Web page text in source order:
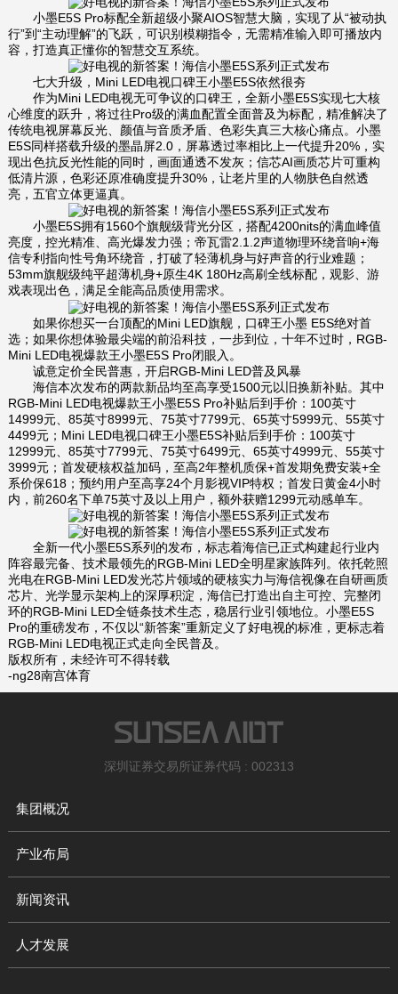
小墨E5S Pro标配全新超级小聚AIOS智慧大脑，实现了从“被动执
行”到“主动理解”的飞跃，可识别模糊指令，无需精准输入即可播放内
容，打造真正懂你的智慧交互系统。
七大升级，Mini LED电视口碑王小墨E5S依然很夯
作为Mini LED电视无可争议的口碑王，全新小墨E5S实现七大核
心维度的跃升，将过往Pro级的满血配置全面普及为标配，精准解决了
传统电视屏幕反光、颜值与音质矛盾、色彩失真三大核心痛点。小墨
E5S同样搭载升级的墨晶屏2.0，屏幕透过率相比上一代提升20%，实
现出色抗反光性能的同时，画面通透不发灰；信芯AI画质芯片可重构
低清片源，色彩还原准确度提升30%，让老片里的人物肤色自然透
亮，五官立体更逼真。
小墨E5S拥有1560个旗舰级背光分区，搭配4200nits的满血峰值
亮度，控光精准、高光爆发力强；帝瓦雷2.1.2声道物理环绕音响+海
信专利指向性号角环绕音，打破了轻薄机身与好声音的行业难题；
53mm旗舰级纯平超薄机身+原生4K 180Hz高刷全线标配，观影、游
戏表现出色，满足全能高品质使用需求。
如果你想买一台顶配的Mini LED旗舰，口碑王小墨 E5S绝对首
选；如果你想体验最尖端的前沿科技，一步到位，十年不过时，RGB-
Mini LED电视爆款王小墨E5S Pro闭眼入。
诚意定价全民普惠，开启RGB-Mini LED普及风暴
海信本次发布的两款新品均至高享受1500元以旧换新补贴。其中
RGB-Mini LED电视爆款王小墨E5S Pro补贴后到手价：100英寸
14999元、85英寸8999元、75英寸7799元、65英寸5999元、55英寸
4499元；Mini LED电视口碑王小墨E5S补贴后到手价：100英寸
12999元、85英寸7799元、75英寸6499元、65英寸4999元、55英寸
3999元；首发硬核权益加码，至高2年整机质保+首发期免费安装+全
系价保618；预约用户至高享24个月影视VIP特权；首发日黄金4小时
内，前260名下单75英寸及以上用户，额外获赠1299元动感单车。
全新一代小墨E5S系列的发布，标志着海信已正式构建起行业内
阵容最完备、技术最领先的RGB-Mini LED全明星家族阵列。依托乾照
光电在RGB-Mini LED发光芯片领域的硬核实力与海信视像在自研画质
芯片、光学显示架构上的深厚积淀，海信已打造出自主可控、完整闭
环的RGB-Mini LED全链条技术生态，稳居行业引领地位。小墨E5S
Pro的重磅发布，不仅以“新答案”重新定义了好电视的标准，更标志着
RGB-Mini LED电视正式走向全民普及。
版权所有，未经许可不得转载
-ng28南宫体育
深圳证券交易所证券代码 : 002313
集团概况
产业布局
新闻资讯
人才发展